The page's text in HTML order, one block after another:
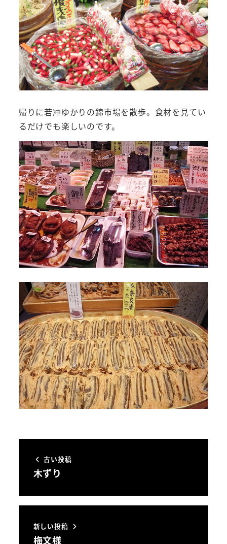
帰りに若冲ゆかりの錦市場を散歩。食材を見てい
るだけでも楽しいのです。
古い投稿
木ずり
新しい投稿
梅文様